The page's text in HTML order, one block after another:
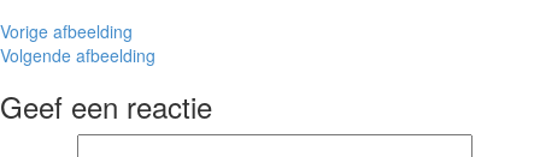
Vorige afbeelding
Volgende afbeelding
Geef een reactie